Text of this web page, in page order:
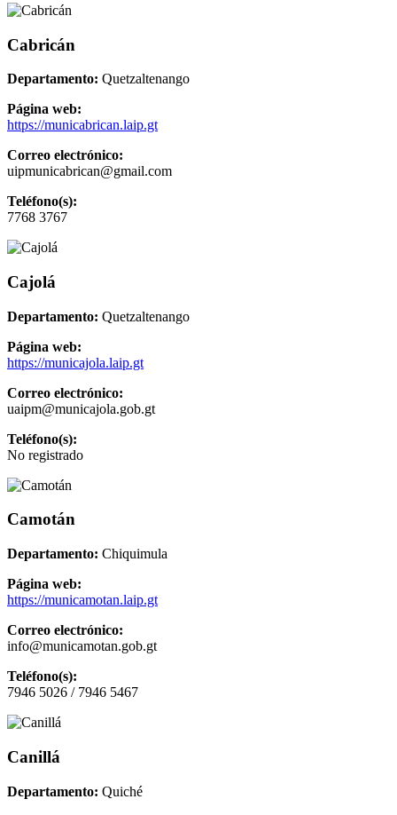
Cabricán
Departamento: Quetzaltenango
Página web:
https://municabrican.laip.gt
Correo electrónico:
uipmunicabrican@gmail.com
Teléfono(s):
7768 3767
Cajolá
Departamento: Quetzaltenango
Página web:
https://municajola.laip.gt
Correo electrónico:
uaipm@municajola.gob.gt
Teléfono(s):
No registrado
Camotán
Departamento: Chiquimula
Página web:
https://municamotan.laip.gt
Correo electrónico:
info@municamotan.gob.gt
Teléfono(s):
7946 5026 / 7946 5467
Canillá
Departamento: Quiché